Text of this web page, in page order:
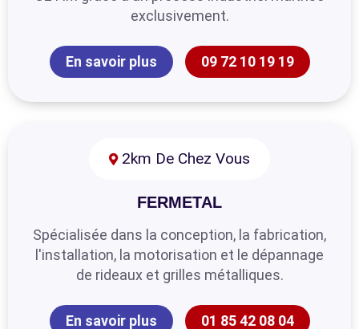
exclusivement.
En savoir plus 09 72 10 19 19
2km De Chez Vous
FERMETAL
Spécialisée dans la conception, la fabrication,
l'installation, la motorisation et le dépannage
de rideaux et grilles métalliques.
En savoir plus 01 85 42 08 04